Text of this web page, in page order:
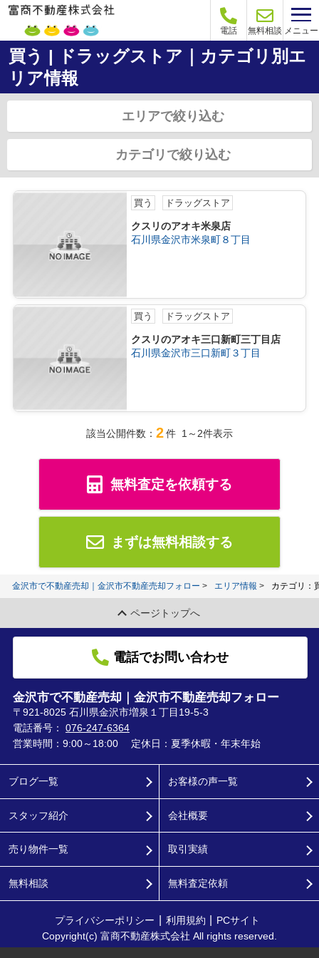
電話 無料相談 メニュー
買う | ドラッグストア｜カテゴリ別エ
リア情報
エリアで絞り込む
カテゴリで絞り込む
買う ドラッグストア
クスリのアオキ米泉店
石川県金沢市米泉町８丁目
買う ドラッグストア
クスリのアオキ三口新町三丁目店
石川県金沢市三口新町３丁目
該当公開件数： 2件 1～2件表示
無料査定を依頼する
まずは無料相談する
金沢市で不動産売却｜金沢市不動産売却フォロー エリア情報 カテゴリ：
ページトップへ
電話でお問い合わせ
金沢市で不動産売却｜金沢市不動産売却フォロー
〒921-8025 石川県金沢市増泉１丁目19-5-3
電話番号： 076-247-6364
営業時間：9:00～18:00
定休日：夏季休暇・年末年始
ブログ一覧
スタッフ紹介
売り物件一覧
無料相談
お客様の声一覧
会社概要
取引実績
無料査定依頼
プライバシーポリシー 利用規約
PCサイト
Copyright(c) 富商不動産株式会社 All rights reserved.